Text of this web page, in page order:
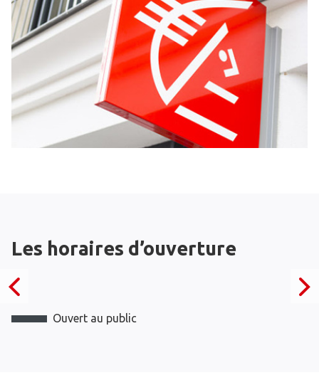
Les horaires d’ouverture
Ouvert au public